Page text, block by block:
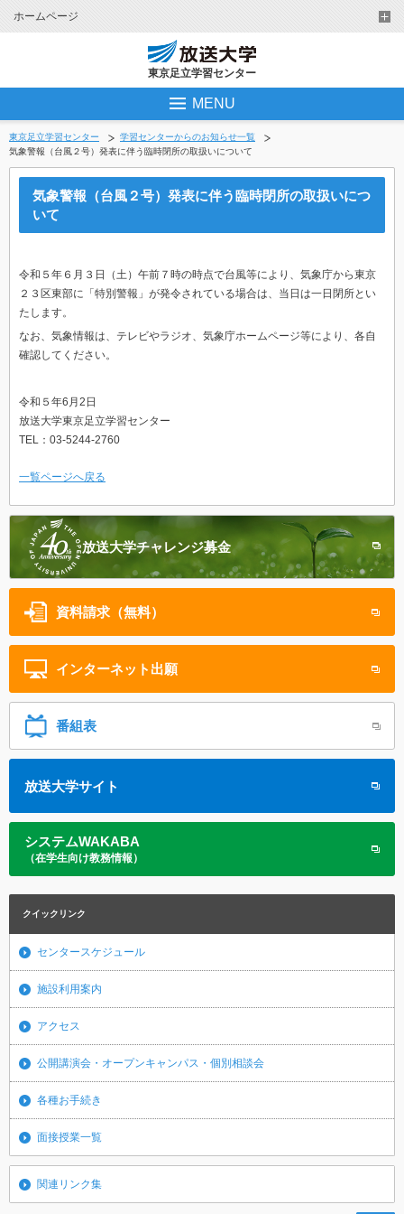
ホームページ
東京足立学習センター
MENU
東京足立学習センター
学習センターからのお知らせ一覧
気象警報（台風２号）発表に伴う臨時閉所の取扱いについて
気象警報（台風２号）発表に伴う臨時閉所の取扱いにつ
いて
令和５年６月３日（土）午前７時の時点で台風等により、気象庁から東京
２３区東部に「特別警報」が発令されている場合は、当日は一日閉所とい
たします。
なお、気象情報は、テレビやラジオ、気象庁ホームページ等により、各自
確認してください。
令和５年6月2日
放送大学東京足立学習センター
TEL：03-5244-2760
一覧ページへ戻る
放送大学チャレンジ募金
資料請求（無料）
インターネット 出願
番組表
放送大学サイト
システムWAKABA
（在学生向け教務情報）
クイックリンク
センタースケジュール
施設利用案内
アクセス
公開講演会・オープンキャンパス・個別相談会
各種お手続き
面接授業一覧
関連リンク集